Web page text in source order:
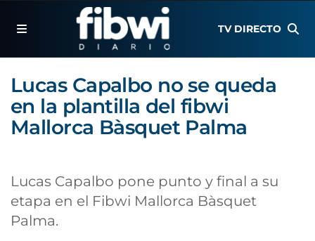
TV DIRECTO
Lucas Capalbo no se queda
en la plantilla del fibwi
Mallorca Bàsquet Palma
Lucas Capalbo pone punto y final a su
etapa en el Fibwi Mallorca Bàsquet
Palma.